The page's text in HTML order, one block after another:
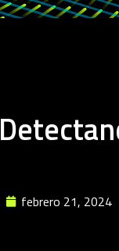
febrero 21, 2024